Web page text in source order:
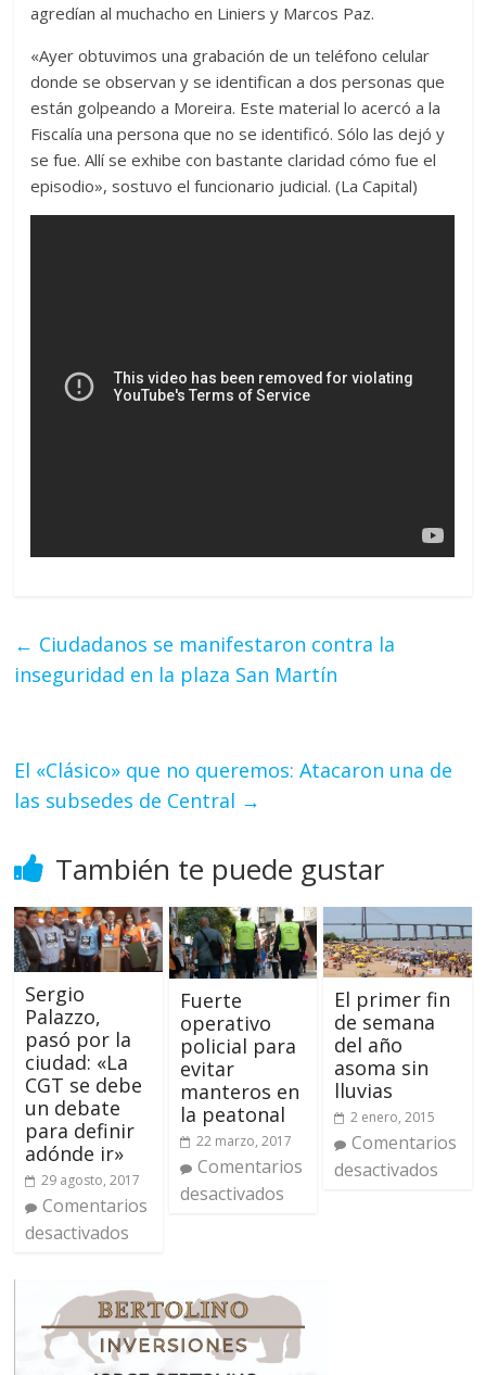
agredían al muchacho en Liniers y Marcos Paz.
«Ayer obtuvimos una grabación de un teléfono celular
donde se observan y se identifican a dos personas que
están golpeando a Moreira. Este material lo acercó a la
Fiscalía una persona que no se identificó. Sólo las dejó y
se fue. Allí se exhibe con bastante claridad cómo fue el
episodio», sostuvo el funcionario judicial. (La Capital)
← Ciudadanos se manifestaron contra la
inseguridad en la plaza San Martín
El «Clásico» que no queremos: Atacaron una de
las subsedes de Central →
También te puede gustar
Sergio
Palazzo,
pasó por la
ciudad: «La
CGT se debe
un debate
para definir
adónde ir»
29 agosto, 2017
Comentarios
desactivados
Fuerte
operativo
policial para
evitar
manteros en
la peatonal
22 marzo, 2017
Comentarios
desactivados
El primer fin
de semana
del año
asoma sin
lluvias
2 enero, 2015
Comentarios
desactivados